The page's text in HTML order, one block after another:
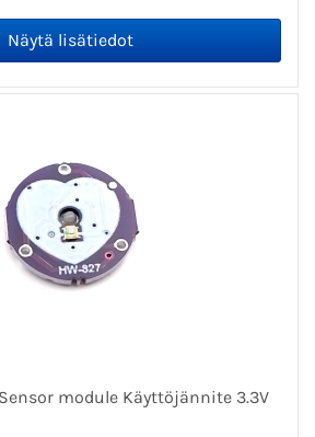
module Käyttöjännite 3.3V